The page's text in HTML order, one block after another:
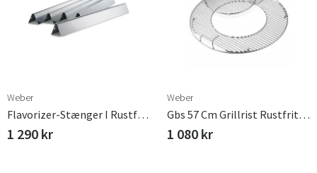
Weber
Flavorizer-Stænger I Rustfrit Stål Genesis (2011-)
1 290 kr
Weber
Gbs 57 Cm Grillrist Rustfrit Weber
1 080 kr